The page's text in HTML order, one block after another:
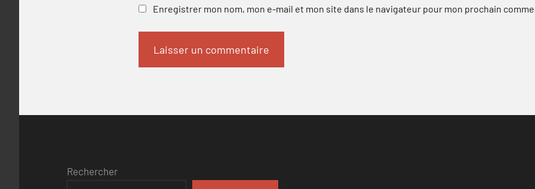
Enregistrer mon nom, mon e-mail et mon site dans le navigateur pour mon prochain
Rechercher